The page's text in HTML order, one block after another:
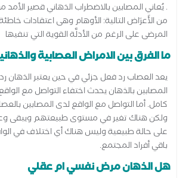
. يُعاني المصابين بالاضطراب الذهاني قصير الأمد
من الأَعرَاض التالية: الأوهام وهى اعتقادات
المرضى على الرغم من الأدلَّة القوية التي تنفيها
ما الفرق بين الامراض العصابية
يعد العصاب رد فعل جزئي في حين يعتبر الذهان
المصابين بالذهان يحدث اختفاء التواصل مع
كامل. أما التواصل مع الواقع لدى المصابين
ولكن هناك تغير في مستوى طبيعتهم ويبقى
على حالة طبيعية وليس هناك أي اختلاف في
باقي أفراد المجتمع.
هل الذهان مرض نفسي ام عقلي